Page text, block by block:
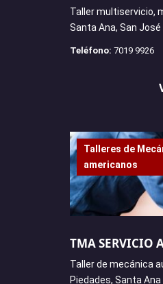
Taller multiservicio,
Santa Ana, San José
Teléfono: 7019 9926
Talleres de
americanos
TMA SERVICIO
Taller de mecánica
Piedades, Santa Ana